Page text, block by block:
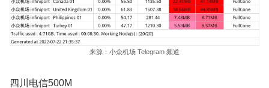
来源：小众机场 Telegram 频道
四川电信500M